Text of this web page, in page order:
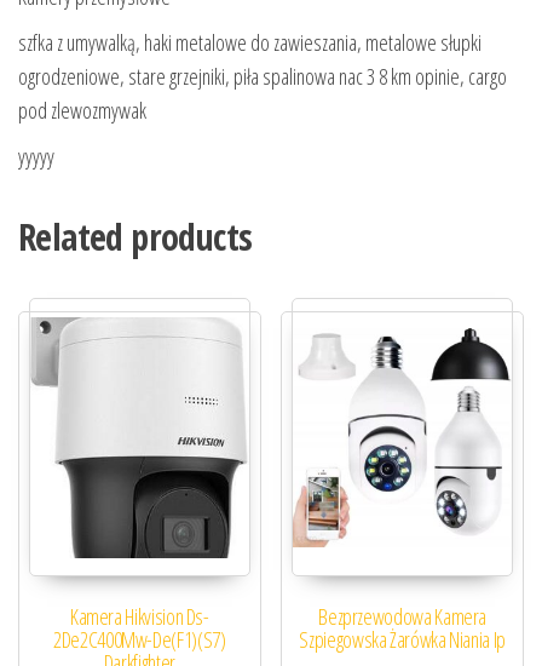
szfka z umywalką, haki metalowe do zawieszania, metalowe słupki
ogrodzeniowe, stare grzejniki, piła spalinowa nac 3 8 km opinie, cargo
pod zlewozmywak
yyyyy
Related products
Kamera Hikvision Ds-
2De2C400Mw-De(F1)(S7)
Bezprzewodowa Kamera
Szpiegowska Żarówka Niania Ip